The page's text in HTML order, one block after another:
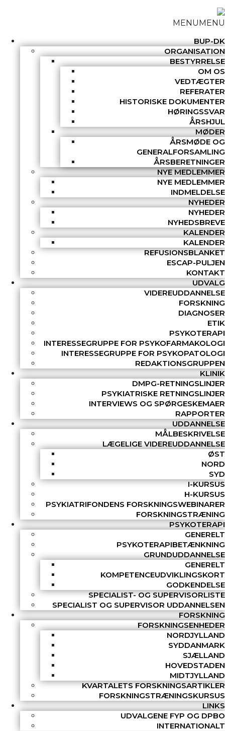
MENUMENU
BUP-DK
ORGANISATION
BESTYRRELSE
OM OS
VEDTÆGTER
REFERATER
HISTORISKE DOKUMENTER
HØRINGSSVAR
ÅRSHJUL
MØDER
ÅRSMØDE OG
GENERALFORSAMLING
ÅRSBERETNINGER
NYE MEDLEMMER
NYE MEDLEMMER
INDMELDELSE
NYHEDER
NYHEDER
NYHEDSBREVE
KALENDER
KALENDER
REFUSIONSBLANKET
ESCAP-PULJEN
KONTAKT
UDVALG
VIDEREUDDANNELSE
FORSKNING
DIAGNOSER
ETIK
PSYKOTERAPI
INTERESSEGRUPPE FOR PSYKOFARMAKOLOGI
INTERESSEGRUPPE FOR PSYKOPATOLOGI
REDAKTIONSGRUPPEN
KLINIK
DMPG-RETNINGSLINJER
PSYKIATRISKE RETNINGSLINJER
INTERVIEWS OG SPØRGESKEMAER
RAPPORTER
UDDANNELSE
MÅLBESKRIVELSE
LÆGELIGE VIDEREUDDANNELSE
ØST
NORD
SYD
I-KURSUS
H-KURSUS
PSYKIATRIFONDENS FORSKNINGSWEBINARER
FORSKNINGSTRÆNING
PSYKOTERAPI
GENERELT
PSYKOTERAPIBETÆNKNING
GRUNDUDDANNELSE
GENERELT
KOMPETENCEUDVIKLINGSKORT
GODKENDELSE
SPECIALIST- OG SUPERVISORLISTE
SPECIALIST OG SUPERVISOR UDDANNELSEN
FORSKNING
FORSKNINGSENHEDER
NORDJYLLAND
SYDDANMARK
SJÆLLAND
HOVEDSTADEN
MIDTJYLLAND
KVARTALETS FORSKNINGSARTIKLER
FORSKNINGSTRÆNINGSKURSUS
LINKS
UDVALGENE FYP OG DPBO
INTERNATIONALT